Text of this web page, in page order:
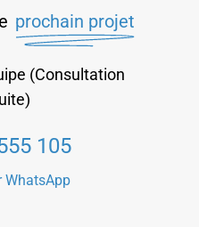
prochain projet
(Consultation
105
WhatsApp